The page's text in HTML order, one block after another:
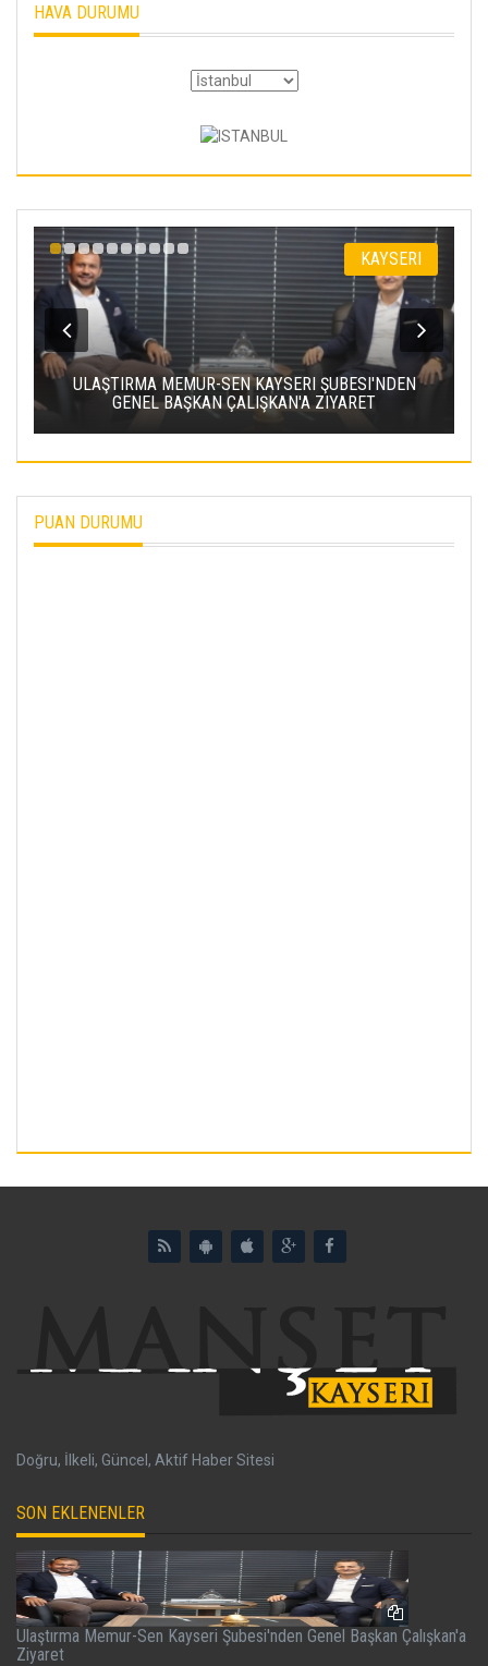
HAVA DURUMU
KAYSERI
ULAŞTIRMA MEMUR-SEN KAYSERI ŞUBESI'NDEN
GENEL BAŞKAN ÇALIŞKAN'A ZIYARET
PUAN DURUMU
Doğru, İlkeli, Güncel, Aktif Haber Sitesi
SON EKLENENLER
Ulaştırma Memur-Sen Kayseri Şubesi'nden Genel Başkan Çalışkan'a
Ziyaret